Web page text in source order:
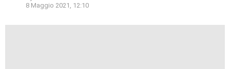
8 Maggio 2021, 12:10